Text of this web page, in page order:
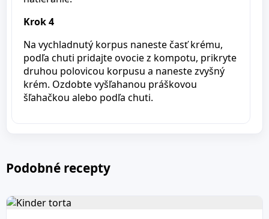
Krok 4
Na vychladnutý korpus naneste časť krému,
podľa chuti pridajte ovocie z kompotu, prikryte
druhou polovicou korpusu a naneste zvyšný
krém. Ozdobte vyšľahanou práškovou
šľahačkou alebo podľa chuti.
Podobné recepty